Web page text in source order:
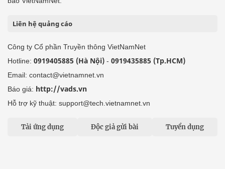
Liên hệ quảng cáo
Công ty Cổ phần Truyền thông VietNamNet
Hotline: 0919405885 (Hà Nội) - 0919435885 (Tp.HCM)
Email: contact@vietnamnet.vn
Báo giá: http://vads.vn
Hỗ trợ kỹ thuật: support@tech.vietnamnet.vn
Tải ứng dụng Độc giả gửi bài Tuyển dụng